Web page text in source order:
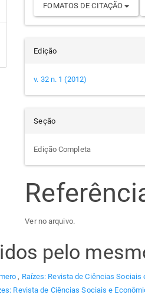
FOMATOS DE CITAÇÃO
Edição
v. 32 n. 1 (2012)
Seção
Edição Completa
Ver no arquivo.
pelo
, Raízes: Revista de Ciências Sociais
Revista de Ciências Sociais e